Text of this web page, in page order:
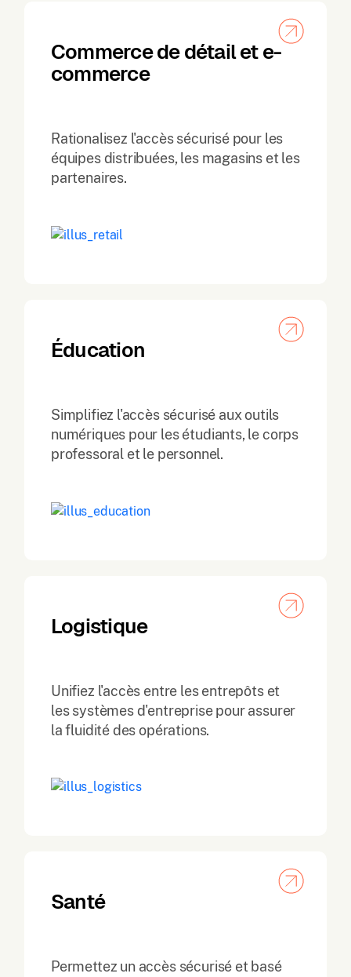
Commerce de détail et e-
commerce
Rationalisez l'accès sécurisé pour les
équipes distribuées, les magasins et les
partenaires.
Éducation
Simplifiez l'accès sécurisé aux outils
numériques pour les étudiants, le corps
professoral et le personnel.
Logistique
Unifiez l'accès entre les entrepôts et
les systèmes d'entreprise pour assurer
la fluidité des opérations.
Santé
Permettez un accès sécurisé et basé